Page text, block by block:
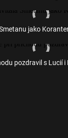
jako
pozdravil s Lucií i